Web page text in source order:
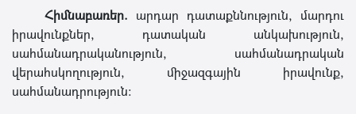
Հիմնաբառեր. արդար դատաքննություն, մարդու
իրավունքներ, դատական անկախություն,
սահմանադրականություն, սահմանադրական
վերահսկողություն, միջազգային իրավունք,
սահմանադրություն։